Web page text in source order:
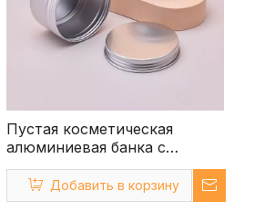
Пустая косметическая
алюминиевая банка с
крышками оптом
Алюминиевые крышки для
банок
Добавить в корзину